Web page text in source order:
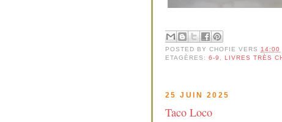
POSTED BYCHOFIE VERS 14:00
ETAGÈRES:6-9 ,LIVRES TRÈS
25 JUIN 2025
Taco Loco